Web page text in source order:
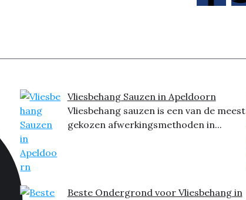
Vliesbehang Sauzen in Apeldoorn
Vliesbehang sauzen is een van de meest
gekozen afwerkingsmethoden in...
Beste Ondergrond voor Vliesbehang in